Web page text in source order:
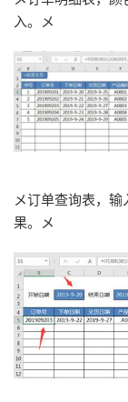
入。メ
メ订单查询表，
果。メ